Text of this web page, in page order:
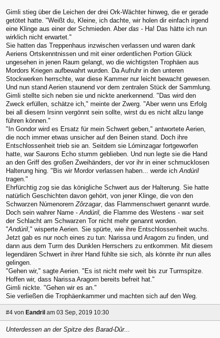
Gimli stieg über die Leichen der drei Ork-Wächter hinweg, die er gerade
getötet hatte. "Weißt du, Kleine, ich dachte, wir holen dir einfach irgend
eine Klinge aus einer der Schmieden. Aber das - Ha! Das hätte ich nun
wirklich nicht erwartet."
Sie hatten das Treppenhaus inzwischen verlassen und waren dank
Aeriens Ortskenntnissen und mit einer ordentlichen Portion Glück
ungesehen in jenen Raum gelangt, wo die wichtigsten Trophäen aus
Mordors Kriegen aufbewahrt wurden. Da Aufruhr in den unteren
Stockwerken herrschte, war diese Kammer nur leicht bewacht gewesen.
Und nun stand Aerien staunend vor dem zentralen Stück der Sammlung.
Gimli stellte sich neben sie und nickte anerkennend. "Das wird den
Zweck erfüllen, schätze ich," meinte der Zwerg. "Aber wenn uns Erfolg
bei all diesem Irsinn vergönnt sein sollte, wirst du es nicht allzu lange
führen können."
"In Gondor wird es Ersatz für mein Schwert geben," antwortete Aerien,
die noch immer etwas unsicher auf den Beinen stand. Doch ihre
Entschlossenheit trieb sie an. Seitdem sie Lóminzagar fortgeworfen
hatte, war Saurons Echo stumm geblieben. Und nun legte sie die Hand
an den Griff des großen Zweihänders, der vor ihr in einer schmucklosen
Halterung hing. "Bis wir Mordor verlassen haben... werde ichAndúril
tragen."
Ehrfürchtig zog sie das königliche Schwert aus der Halterung. Sie hatte
natürlich Geschichten davon gehört, von jener Klinge, die von den
Schwarzen NúmenorernZôrzagar, das Flammenschwert genannt wurde.
Doch sein wahrer Name -Andúril, die Flamme des Westens - war seit
der Schlacht am Schwarzen Tor nicht mehr genannt worden.
"Andúril," wisperte Aerien. Sie spürte, wie ihre Entschlossenheit wuchs.
Jetzt gab es nur noch eines zu tun: Narissa und Aragorn zu finden, und
dann aus dem Turm des Dunklen Herrschers zu entkommen. Mit diesem
legendären Schwert in ihrer Hand fühlte sie sich, als könnte ihr nun alles
gelingen.
"Gehen wir," sagte Aerien. "Es ist nicht mehr weit bis zur Turmspitze.
Hoffen wir, dass Narissa Aragorn bereits befreit hat."
Gimli nickte. "Gehen wir es an."
Sie verließen die Trophäenkammer und machten sich auf den Weg.
#4 von Eandril am 03 Sep, 2019 10:30
Unterdessen an der Spitze des Barad-Dûr...